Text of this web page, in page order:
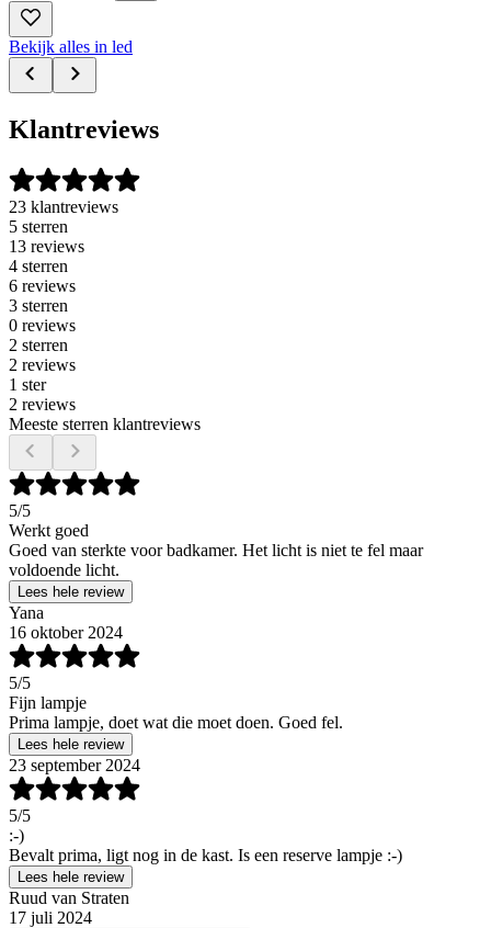
Bekijk alles in led
Klantreviews
23 klantreviews
5 sterren
13 reviews
4 sterren
6 reviews
3 sterren
0 reviews
2 sterren
2 reviews
1 ster
2 reviews
Meeste sterren klantreviews
5/5
Werkt goed
Goed van sterkte voor badkamer. Het licht is niet te fel maar
voldoende licht.
Lees hele review
Yana
16 oktober 2024
5/5
Fijn lampje
Prima lampje, doet wat die moet doen. Goed fel.
Lees hele review
23 september 2024
5/5
:-)
Bevalt prima, ligt nog in de kast. Is een reserve lampje :-)
Lees hele review
Ruud van Straten
17 juli 2024